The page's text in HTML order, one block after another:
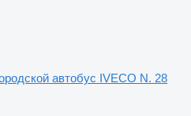
автобус IVECO N. 28